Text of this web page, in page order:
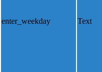
enter_weekday Text